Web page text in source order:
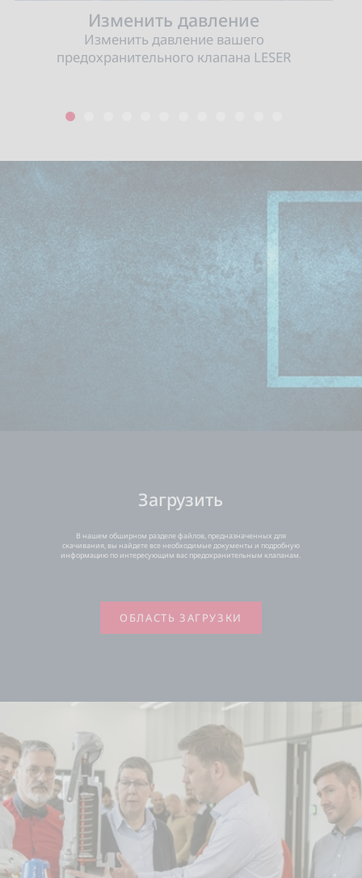
Изменить давление
Изменить давление вашего
предохранительного клапана LESER
1
Загрузить
В нашем обширном разделе файлов, предназначенных для
скачивания, вы найдете все необходимые документы и подробную
информацию по интересующим вас предохранительным клапанам.
ОБЛАСТЬ ЗАГРУЗКИ